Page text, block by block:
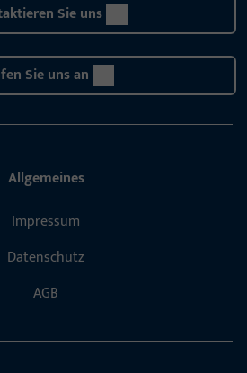
Sie uns
Sie uns an
Allgemeines
Impressum
Datenschutz
AGB